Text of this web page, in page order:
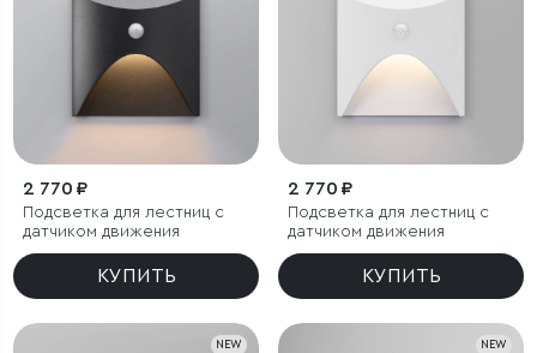
2 770 ₽
Подсветка для лестниц с
датчиком движения
КУПИТЬ
2 770 ₽
Подсветка для лестниц с
датчиком движения
КУПИТЬ
NEW NEW